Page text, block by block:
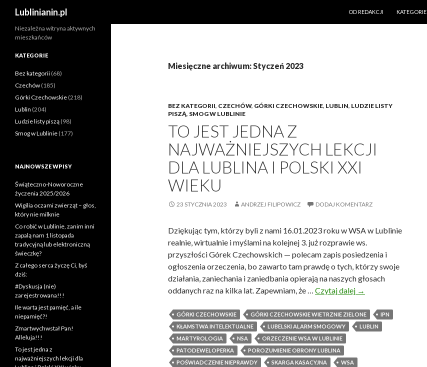
Lublinianin.pl
OD REDAKCJI
KATEGORIE
Miesięczne archiwum: Styczeń 2023
BEZ KATEGORII, CZECHÓW, GÓRKI CZECHOWSKIE, LUBLIN, LUDZIE LISTY
PISZĄ, SMOG W LUBLINIE
TO JEST JEDNA Z
NAJWAŻNIEJSZYCH LEKCJI
DLA LUBLINA I POLSKI XXI
WIEKU
23 STYCZNIA 2023 ANDRZEJ FILIPOWICZ DODAJ KOMENTARZ
Dziękując tym, którzy byli z nami 16.01.2023 roku w WSA w Lublinie
realnie, wirtualnie i myślami na kolejnej 3. już rozprawie ws.
przyszłości Górek Czechowskich — polecam zapis posiedzenia i
ogłoszenia orzeczenia, bo zawarto tam prawdę o tych, którzy swoje
działania, zaniechania i zaniedbania opierają na naszych głosach
oddanych raz na kilka lat. Zapewniam, że … Czytaj dalej T
j
e
→
GÓRKI CZECHOWSKIE GÓRKI CZECHOWSKIE WIETRZNIE ZIELONE
IPN
KŁAMSTWA INTELEKTUALNE
LUBELSKI ALARM SMOGOWY
LUBLIN
MARTYROLOGIA
NSA
ORZECZENIE WSA W LUBLINIE
PATODEWELOPERKA
POROZUMIENIE OBRONY LUBLINA
POŚWIADCZENIE NIEPRAWDY
SKARGA KASACYJNA WSA
Niezależna witryna aktywnych
mieszkańców
KATEGORIE
Bez kategorii (68)
Czechów (185)
Górki Czechowskie (218)
Lublin (204)
Ludzie listy piszą (98)
Smog w Lublinie (177)
NAJNOWSZE WPISY
Świąteczno-Noworoczne
życzenia 2025/2026
Wigilia oczami zwierząt – głos,
który nie milknie
Co robić w Lublinie, zanim inni
zapalą nam 1 listopada
tradycyjną lub elektroniczną
świeczkę?
Z całego serca życzę Ci, byś
dziś:
#Dyskusja (nie)
zarejestrowana!!!
Ile warta jest pamięć, a ile
niepamięć?!
Zmartwychwstał Pan!
Alleluja!!!
To jest jedna z
najważniejszych lekcji dla